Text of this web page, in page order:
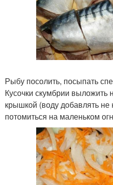
Рыбу посолить, посыпать
Кусочки скумбрии выложить
крышкой (воду добавлять не
потомиться на маленьком